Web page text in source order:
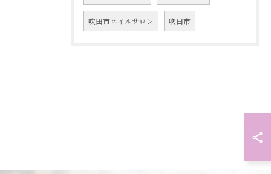
吹田市ネイルサロン 吹田市